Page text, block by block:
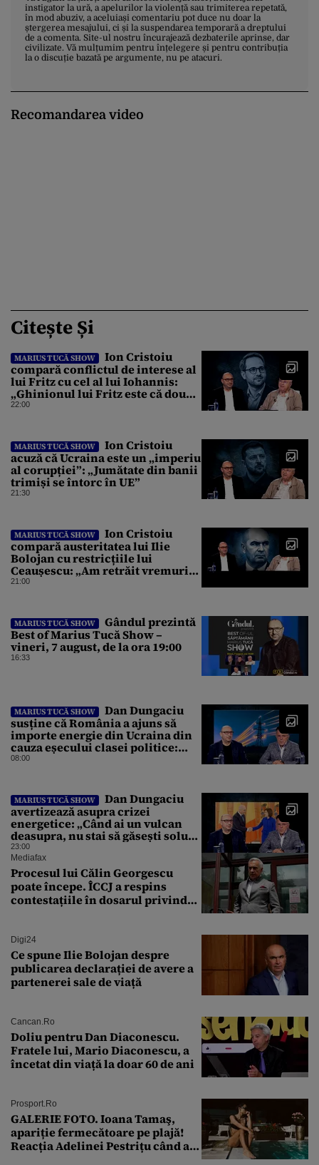
instigator la ură, a apelurilor la violență sau trimiterea repetată,
în mod abuziv, a aceluiași comentariu pot duce nu doar la
ștergerea mesajului, ci și la suspendarea temporară a dreptului
de a comenta. Site-ul nostru încurajează dezbaterile aprinse, dar
civilizate. Vă mulțumim pentru înțelegere și pentru contribuția
la o discuție bazată pe argumente, nu pe atacuri.
Recomandarea video
Citește Și
MARIUS TUCĂ SHOW
Ion Cristoiu
compară conflictul de interese al
lui Fritz cu cel al lui Iohannis:
„Ghinionul lui Fritz este că două
instanțe l-au declarat
22:00
MARIUS TUCĂ SHOW
Ion Cristoiu
acuză că Ucraina este un „imperiu
al corupției”: „Jumătate din banii
trimiși se întorc în UE”
21:30
MARIUS TUCĂ SHOW
Ion Cristoiu
compară austeritatea lui Ilie
Bolojan cu restricțiile lui
Ceaușescu: „Am retrăit vremurile
tinereții”
21:00
MARIUS TUCĂ SHOW
Gândul prezintă
Best of Marius Tucă Show –
vineri, 7 august, de la ora 19:00
16:33
MARIUS TUCĂ SHOW
Dan Dungaciu
susține că România a ajuns să
importe energie din Ucraina din
cauza eșecului clasei politice:
Este bilanțul politic al ultimilor
08:00
MARIUS TUCĂ SHOW
Dan Dungaciu
avertizează asupra crizei
energetice: „Când ai un vulcan
deasupra, nu stai să găsești soluții
cu leucoplast”
23:00
Mediafax
Procesul lui Călin Georgescu
poate începe. ÎCCJ a respins
contestațiile în dosarul privind
Digi24
Ce spune Ilie Bolojan despre
publicarea declarației de avere a
partenerei sale de viață
Cancan.ro
Doliu pentru Dan Diaconescu.
Fratele lui, Mario Diaconescu, a
încetat din viață la doar 60 de ani
Prosport.ro
GALERIE FOTO. Ioana Tamaş,
apariție fermecătoare pe plajă!
Reacția Adelinei Pestrițu când a